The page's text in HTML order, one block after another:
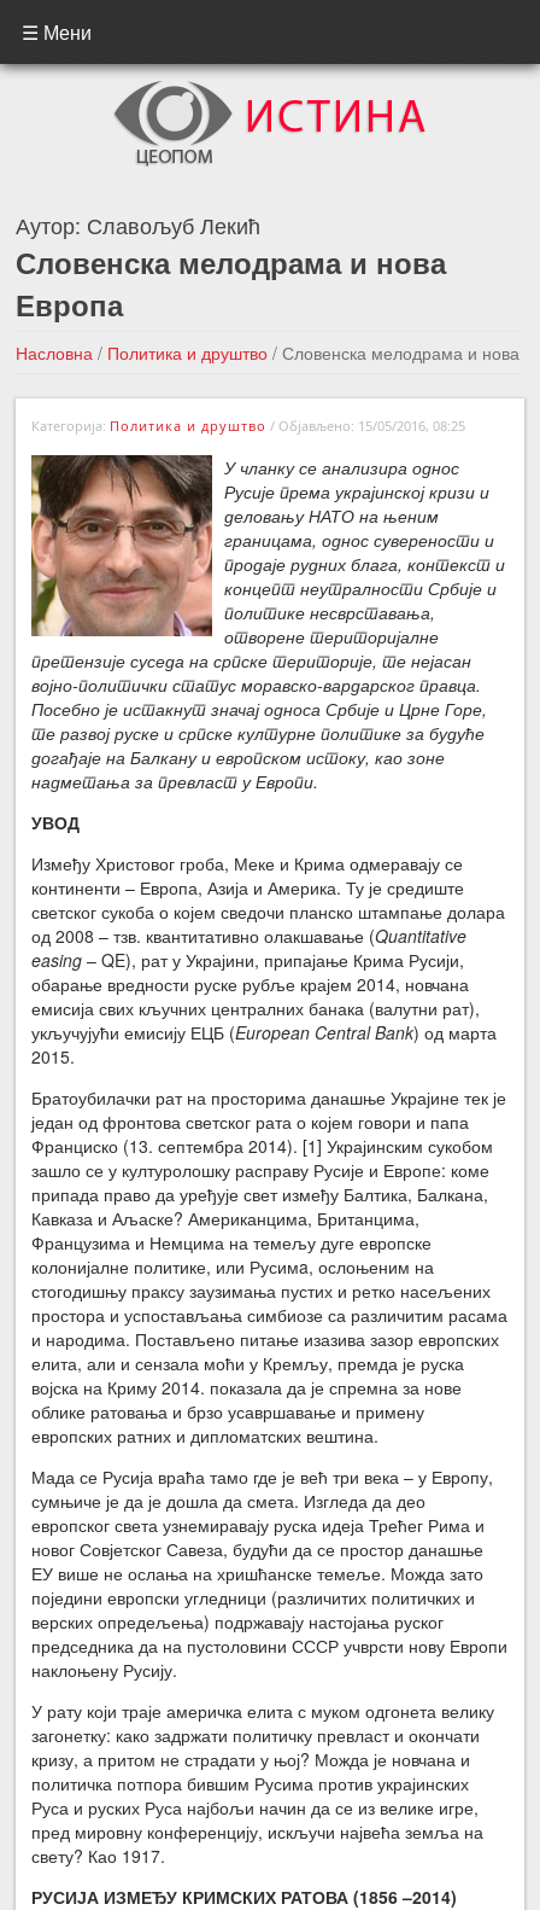
☰ Мени
Аутор: Славољуб Лекић
Словенска мелодрама и нова
Европа
Насловна / Политика и друштво / Словенска мелодрама и нова
Европа
←Претходна вест
Следећа вест →
Категорија: Политика и друштво / Објављено: 15/05/2016, 08:25
У чланку се анализира однос
Русије према украјинској кризи и
деловању НАТО на њеним
границама, однос суверености и
продаје рудних блага, контекст и
концепт неутралности Србије и
политике несврставања,
отворене територијалне
претензије суседа на српске територије, те нејасан
војно-политички статус моравско-вардарског правца.
Посебно је истакнут значај односа Србије и Црне Горе,
те развој руске и српске културне политике за будуће
догађаје на Балкану и европском истоку, као зоне
надметања за превласт у Европи.
УВОД
Између Христовог гроба, Меке и Крима одмеравају се
континенти – Европа, Азија и Америка. Ту је средиште
светског сукоба о којем сведочи планско штампање долара
од 2008 – тзв. квантитативно олакшавање (Quantitative
easing – QE), рат у Украјини, припајање Крима Русији,
обарање вредности руске рубље крајем 2014, новчана
емисија свих кључних централних банака (валутни рат),
укључујући емисију ЕЦБ (European Central Bank) од марта
2015.
Братоубилачки рат на просторима данашње Украјине тек је
један од фронтова светског рата о којем говори и папа
Франциско (13. септембра 2014). [1] Украјинским сукобом
зашло се у културолошку расправу Русије и Европе: коме
припада право да уређује свет између Балтика, Балкана,
Кавказа и Аљаске? Американцима, Британцима,
Французима и Немцима на темељу дуге европске
колонијалне политике, или Русимa, ослоњеним на
стогодишњу праксу заузимања пустих и ретко насељених
простора и успостављања симбиозе са различитим расама
и народима. Постављено питање изазива зазор европских
елита, али и сензала моћи у Кремљу, премда је руска
војска на Криму 2014. показала да је спремна за нове
облике ратовања и брзо усавршавање и примену
европских ратних и дипломатских вештина.
Мада се Русија враћа тамо где је већ три века – у Европу,
сумњиче је да је дошла да смета. Изгледа да део
европског света узнемиравају руска идеја Трећег Рима и
новог Совјетског Савеза, будући да се простор данашње
ЕУ више не ослања на хришћанске темеље. Можда зато
поједини европски угледници (различитих политичких и
верских опредељења) подржавају настојања руског
председника да на пустоловини СССР учврсти нову Европи
наклоњену Русију.
У рату који траје америчка елита с муком одгонета велику
загонетку: како задржати политичку превласт и окончати
кризу, а притом не страдати у њој? Можда је новчана и
политичка потпора бившим Русима против украјинских
Руса и руских Руса најбољи начин да се из велике игре,
пред мировну конференцију, искључи највећа земља на
свету? Као 1917.
РУСИЈА ИЗМЕЂУ КРИМСКИХ РАТОВА (1856 –2014)